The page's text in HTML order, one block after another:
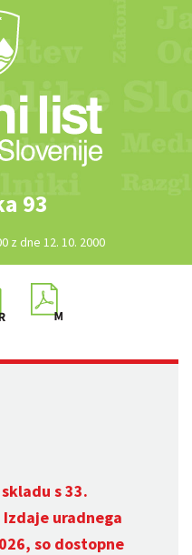
93
z dne 12. 10. 2000
s 33.
uradnega
so dostopne